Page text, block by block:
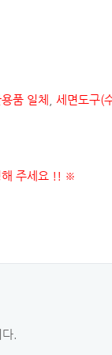
품 일체 세면도구(
해 주세요 !! ※
.